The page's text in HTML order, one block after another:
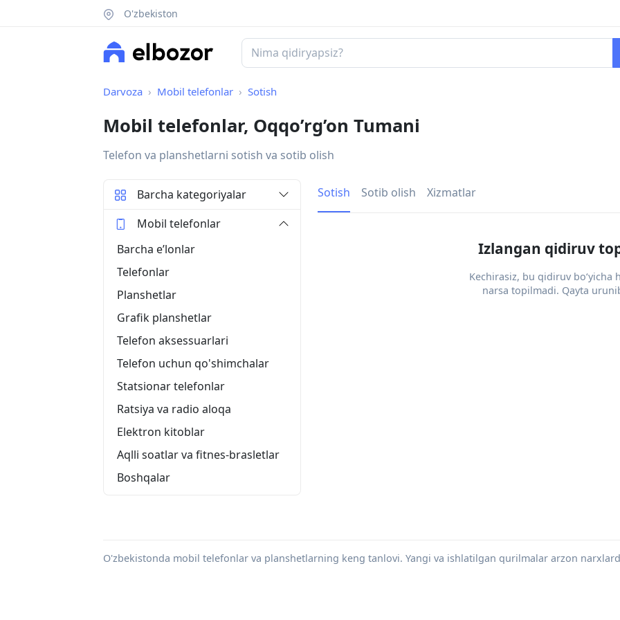
O'zbekiston
Darvoza Mobil telefonlar Sotish
Mobil telefonlar, Oqqo’rg’on Tumani
Telefon va planshetlarni sotish va sotib olish
Sotish Sotib olish Xizmatlar
Izlangan qidiruv
Kechirasiz, bu qidiruv bo‘yicha
narsa topilmadi. Qayta
Barcha kategoriyalar
Mobil telefonlar
Barcha eʼlonlar
Telefonlar
Planshetlar
Grafik planshetlar
Telefon aksessuarlari
Telefon uchun qo'shimchalar
Statsionar telefonlar
Ratsiya va radio aloqa
Elektron kitoblar
Aqlli soatlar va fitnes-brasletlar
Boshqalar
O'zbekistonda mobil telefonlar va planshetlarning keng tanlovi. Yangi va ishlatilgan qurilmalar arzon